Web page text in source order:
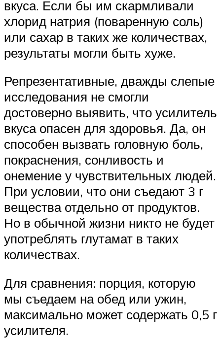
вкуса. Если бы им скармливали
хлорид натрия (поваренную соль)
или сахар в таких же количествах,
результаты могли быть хуже.
Репрезентативные, дважды слепые
исследования не смогли
достоверно выявить, что усилитель
вкуса опасен для здоровья. Да, он
способен вызвать головную боль,
покраснения, сонливость и
онемение у чувствительных людей.
При условии, что они съедают 3 г
вещества отдельно от продуктов.
Но в обычной жизни никто не будет
употреблять глутамат в таких
количествах.
Для сравнения: порция, которую
мы съедаем на обед или ужин,
максимально может содержать 0,5 г
усилителя.